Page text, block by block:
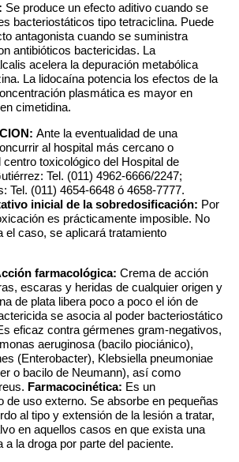
Se produce un efecto aditivo cuando se
bacteriostáticos tipo tetraciclina. Puede
antagonista cuando se suministra
antibióticos bactericidas. La
acelera la depuración metabólica
La lidocaína potencia los efectos de la
plasmática es mayor en
cimetidina.
Ante la eventualidad de una
al hospital más cercano o
toxicológico del Hospital de
Tel. (011) 4962-6666/2247;
Tel. (011) 4654-6648 ó 4658-7777.
inicial de la sobredosificación: Por
es prácticamente imposible. No
el caso, se aplicará tratamiento
farmacológica: Crema de acción
escaras y heridas de cualquier origen y
de plata libera poco a poco el ión de
se asocia al poder bacteriostático
eficaz contra gérmenes gram-negativos,
aeruginosa (bacilo piociánico),
(Enterobacter), Klebsiella pneumoniae
o bacilo de Neumann), así como
Farmacocinética: Es un
de uso externo. Se absorbe en pequeñas
al tipo y extensión de la lesión a tratar,
en aquellos casos en que exista una
a la droga por parte del paciente.